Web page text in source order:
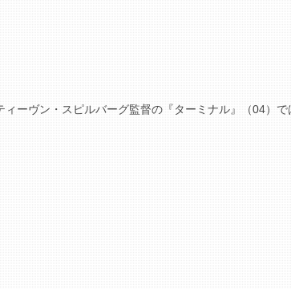
ーヴン・スピルバーグ監督の『ターミナル』（04）